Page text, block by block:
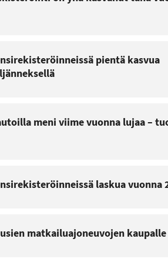
pientä kasvua
meni viime vuonna lujaa –
laskua vuonna
matkailuajoneuvojen kaupalle